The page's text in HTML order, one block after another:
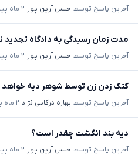
آخرین پاسخ توسط حسن آرین پور ۲ ماه پیش
مدت زمان رسیدگی به دادگاه تجدید
آخرین پاسخ توسط حسن آرین پور ۲ ماه پیش
کتک زدن زن توسط شوهر دیه
آخرین پاسخ توسط بهاره درکایی نژاد ۲ ماه پیش
دیه بند انگشت چقدر است؟
آخرین پاسخ توسط حسن آرین پور ۲ ماه پیش